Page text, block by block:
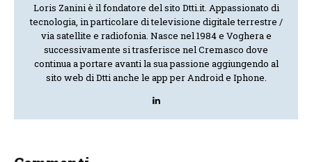
Loris Zanini è il fondatore del sito Dtti.it. Appassionato di
tecnologia, in particolare di televisione digitale terrestre /
via satellite e radiofonia. Nasce nel 1984 e Voghera e
successivamente si trasferisce nel Cremasco dove
continua a portare avanti la sua passione aggiungendo al
sito web di Dtti anche le app per Android e Iphone.